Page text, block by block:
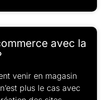
avec la
venir en magasin
plus le cas avec